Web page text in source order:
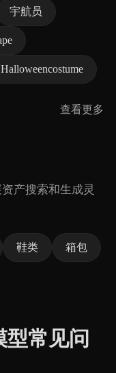
宇航员
Halloweencostume
查看更多
产搜索和生成灵
鞋类 箱包
常见问